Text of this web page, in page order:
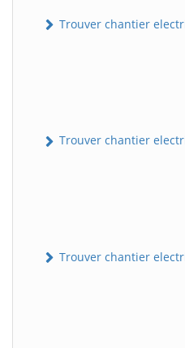
Trouver chantier
Trouver chantier
Trouver chantier